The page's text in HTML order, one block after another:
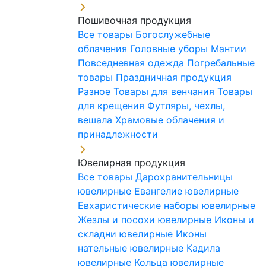
Пошивочная продукция
Все товары Богослужебные
облачения Головные уборы Мантии
Повседневная одежда Погребальные
товары Праздничная продукция
Разное Товары для венчания Товары
для крещения Футляры, чехлы,
вешала Храмовые облачения и
принадлежности
Ювелирная продукция
Все товары Дарохранительницы
ювелирные Евангелие ювелирные
Евхаристические наборы ювелирные
Жезлы и посохи ювелирные Иконы и
складни ювелирные Иконы
нательные ювелирные Кадила
ювелирные Кольца ювелирные